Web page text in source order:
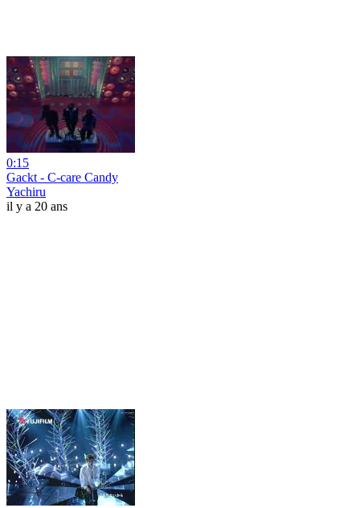
0:15
Gackt - C-care Candy
Yachiru
il y a 20 ans